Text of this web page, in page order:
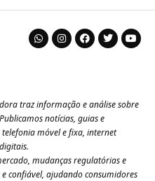
traz informação e análise sobre
notícias, guias e
móvel e fixa, internet
mudanças regulatórias e
confiável, ajudando consumidores